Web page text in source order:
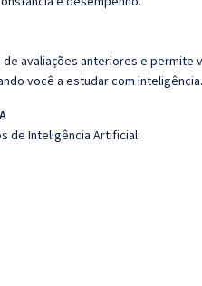
avaliações anteriores e permite
você a estudar com inteligência.
de Inteligência Artificial: